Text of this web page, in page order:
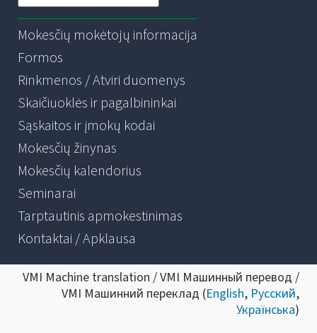
Mokesčių mokėtojų informacija
Formos
Rinkmenos / Atviri duomenys
Skaičiuoklės ir pagalbininkai
Sąskaitos ir įmokų kodai
Mokesčių žinynas
Mokesčių kalendorius
Seminarai
Tarptautinis apmokestinimas
Kontaktai / Apklausa
VMI Machine translation / VMI Машинный перевод /
VMI Машинний переклад (English, Русский,
Українська)